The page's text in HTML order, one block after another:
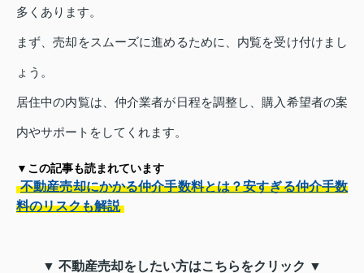
多くあります。
まず、売却をスムーズに進めるために、内覧を受け付けまし
ょう。
居住中の内覧は、仲介業者が日程を調整し、購入希望者の案
内やサポートをしてくれます。
▼この記事も読まれています
不動産売却にかかる仲介手数料とは？安すぎる仲介手数
料のリスクも解説
▼ 不動産売却をしたい方はこちらをクリック ▼